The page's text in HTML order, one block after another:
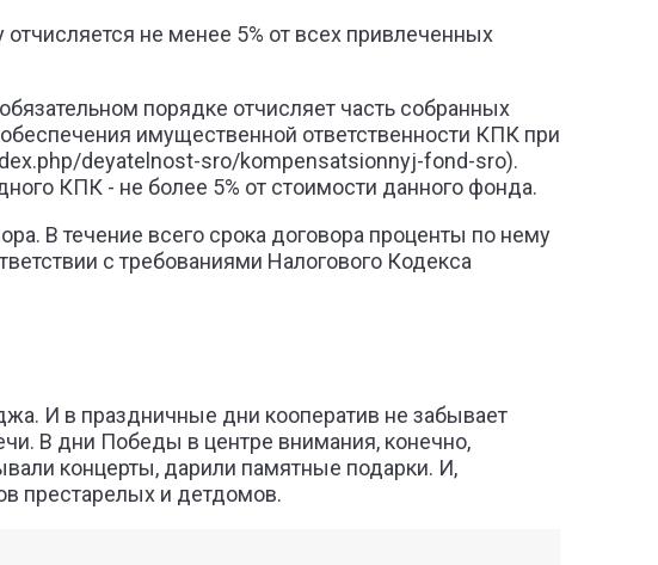
не менее 5% от всех привлеченных
порядке отчисляет часть собранных
имущественной ответственности КПК при
deyatelnost-sro/kompensatsionnyj-fond-sro).
КПК - не более 5% от стоимости данного фонда.
В течение всего срока договора проценты по нему
с требованиями Налогового Кодекса
И в праздничные дни кооператив не забывает
В дни Победы в центре внимания, конечно,
концерты, дарили памятные подарки. И,
престарелых и детдомов.